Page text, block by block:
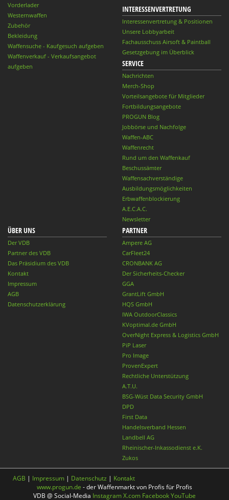
Vorderlader
Westernwaffen
Zubehör
Bekleidung
Waffensuche - Kaufgesuch aufgeben
Waffenverkauf - Verkaufsangebot
aufgeben
INTERESSENVERTRETUNG
Interessenvertretung & Positionen
Unsere Lobbyarbeit
Fachausschuss Airsoft & Paintball
Gesetzgebung im Überblick
SERVICE
Nachrichten
Merch-Shop
Vorteilsangebote für Mitglieder
Fortbildungsangebote
PROGUN Blog
Jobbörse und Nachfolge
Waffen-ABC
Waffenrecht
Rund um den Waffenkauf
Beschussämter
Waffensachverständige
Ausbildungsmöglichkeiten
Erbwaffenblockierung
A.E.C.A.C.
Newsletter
ÜBER UNS
Der VDB
Partner des VDB
Das Präsidium des VDB
Kontakt
Impressum
AGB
Datenschutzerklärung
PARTNER
Ampere AG
CarFleet24
CRONBANK AG
Der Sicherheits-Checker
GGA
GrantLift GmbH
HQS GmbH
IWA OutdoorClassics
KVoptimal.de GmbH
OverNight Express & Logistics GmbH
PiP Laser
Pro Image
ProvenExpert
Rechtliche Unterstützung
A.T.U.
BSG-Wüst Data Security GmbH
DPD
First Data
Handelsverband Hessen
Landbell AG
Rheinischer-Inkassodienst e.K.
Zukos
AGB | Impressum | Datenschutz | Kontakt
www.progun.de - der Waffenmarkt von Profis für Profis
VDB @ Social-Media InstagramX.com FacebookYouTube